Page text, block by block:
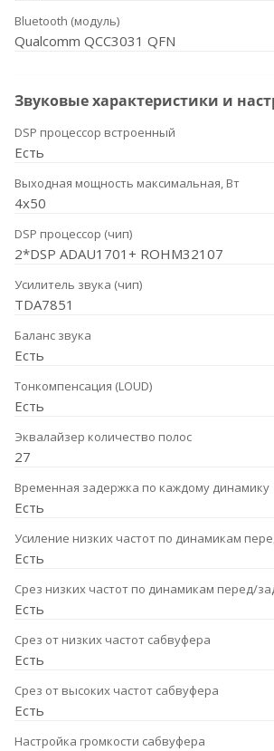
Bluetooth (модуль)
Qualcomm QCC3031 QFN
Звуковые характеристики и
DSP процессор встроенный
Есть
Выходная мощность максимальная, Вт
4x50
DSP процессор (чип)
2*DSP ADAU1701+ ROHM32107
Усилитель звука (чип)
TDA7851
Баланс звука
Есть
Тонкомпенсация (LOUD)
Есть
Эквалайзер количество полос
27
Временная задержка по каждому динамику
Есть
Усиление низких частот по динамикам
Есть
Срез низких частот по динамикам перед/
Есть
Срез от низких частот сабвуфера
Есть
Срез от высоких частот сабвуфера
Есть
Настройка громкости сабвуфера